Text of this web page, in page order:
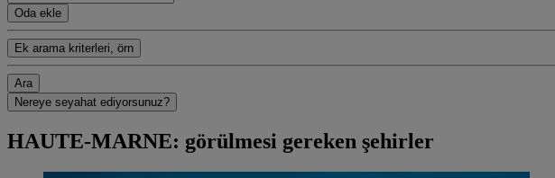
Oda ekle
Ek arama kriterleri, örn
Ara
Nereye seyahat ediyorsunuz?
HAUTE-MARNE: görülmesi gereken şehirler